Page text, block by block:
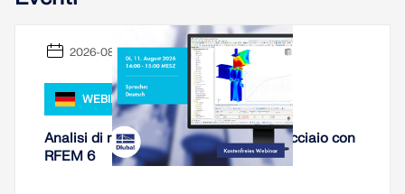
2026-08-11
WEBINAR
Analisi di rigidezza di collegamenti in acciaio con
RFEM 6